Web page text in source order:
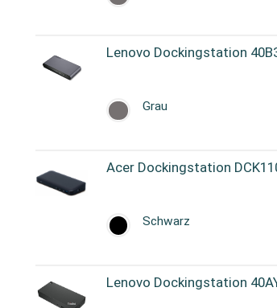
Lenovo Dockingstation
Grau
Acer Dockingstation
Schwarz
Lenovo Dockingstation